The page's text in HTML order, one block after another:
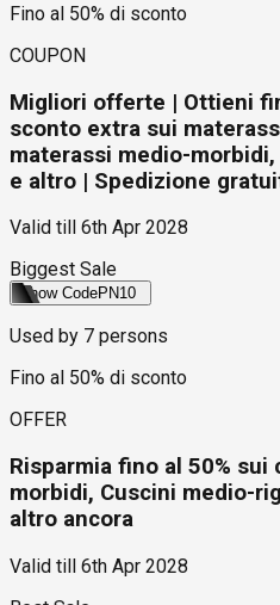
Fino al 50% di sconto
COUPON
Migliori offerte | Ottieni
sconto extra sui
materassi medio-
e altro | Spedizione
Valid till
6th Apr 2028
Biggest Sale
Show CodePN10
Used by 7 persons
Fino al 50% di sconto
OFFER
Risparmia fino al 50% sui
morbidi, Cuscini medio-
altro ancora
Valid till 6th Apr 2028